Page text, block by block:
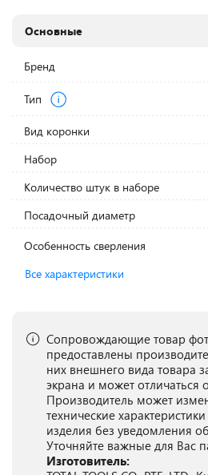
Основные
Бренд
Тип
Вид коронки
Набор
Количество штук в наборе
Посадочный диаметр
Особенность сверления
Все характеристики
Сопровождающие товар
предоставлены
них внешнего вида товара
экрана и может отличаться
Производитель может
технические
изделия без уведомления
Уточняйте важные для Вас
Изготовитель: